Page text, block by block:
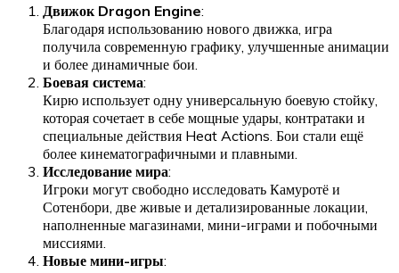
Движок Dragon Engine:
Благодаря использованию нового движка, игра
получила современную графику, улучшенные анимации
и более динамичные бои.
Боевая система:
Кирю использует одну универсальную боевую стойку,
которая сочетает в себе мощные удары, контратаки и
специальные действия Heat Actions. Бои стали ещё
более кинематографичными и плавными.
Исследование мира:
Игроки могут свободно исследовать Камуротё и
Сотенбори, две живые и детализированные локации,
наполненные магазинами, мини-играми и побочными
миссиями.
Новые мини-игры: